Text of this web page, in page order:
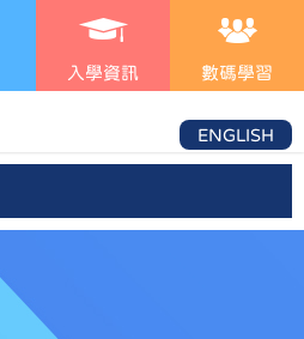
入學資訊 數碼學習
ENGLISH